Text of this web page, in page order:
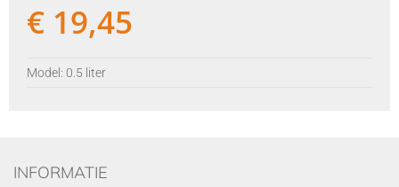
€ 19,45
Model: 0.5 liter
INFORMATIE